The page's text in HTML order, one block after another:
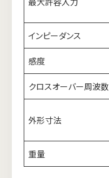
インピーダンス
感度
クロスオーバー周波数
外形寸法
重量